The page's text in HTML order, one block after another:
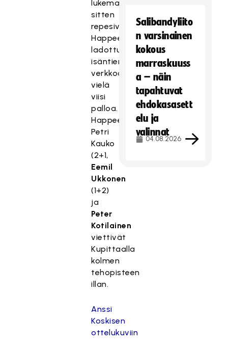
lukemat
sitten
repesivät
Happeen
ladottua
isäntien
verkkoon
vielä
viisi
palloa.
Happeen
Petri
Kauko
(2+1,
Eemil
Ukkonen
(1+2)
ja
Peter
Kotilainen
viettivät
Kupittaalla
kolmen
tehopisteen
illan.
Anssi
Koskisen
ottelukuviin
Salibandyliito
n varsinainen
kokous
marraskuuss
a – näin
tapahtuvat
ehdokasasett
elu ja
valinnat
04.08.2026